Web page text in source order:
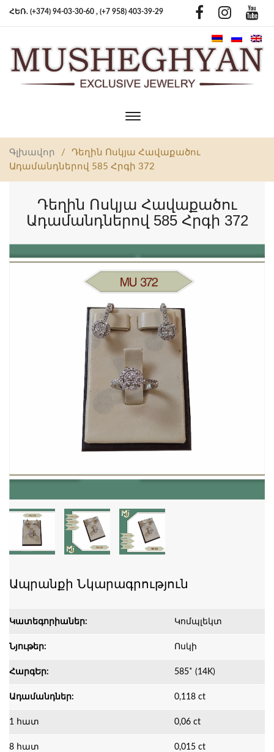
ՀԵՌ. (+374) 94-03-30-60 , (+7 958) 403-39-29
Toggle
navigation
Գլխավոր /
Դեղին Ոսկյա Հավաքածու
Ադամանդներով 585 Հրգի 372
Դեղին Ոսկյա Հավաքածու
Ադամանդներով 585 Հրգի 372
Ապրանքի Նկարագրություն
Կատեգորիաներ: Կոմպլեկտ
Նյութեր: Ոսկի
ՀարգԵր: 585˚ (14K)
Ադամանդներ: 0,118 ct
1 հատ 0,06 ct
8 հատ 0,015 ct